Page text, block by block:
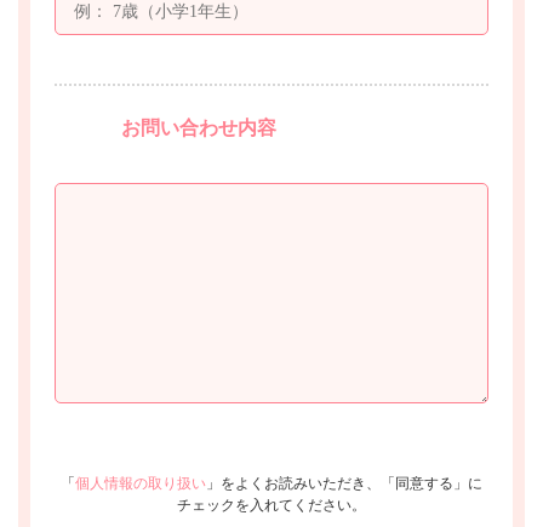
お問い合わせ内容
「 個人情報の取り扱い 」をよくお読みいただき、「同意する」に
チェックを入れてください。